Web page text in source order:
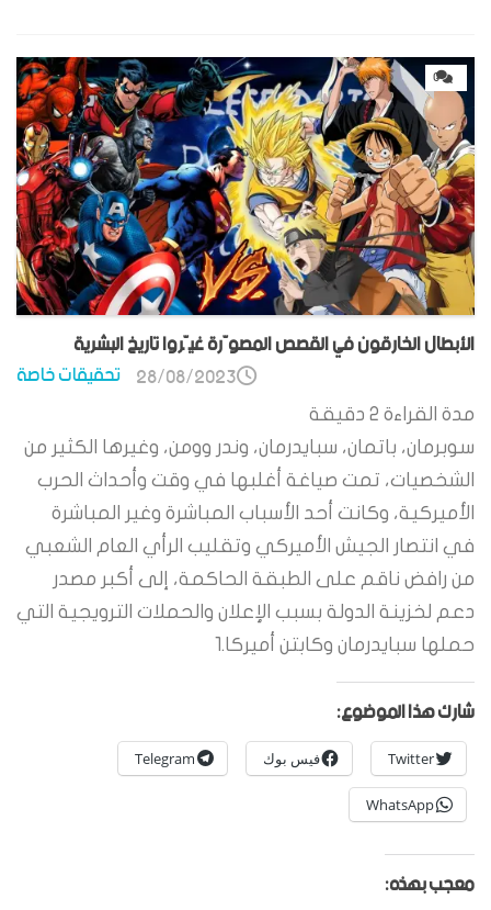
0
الأبطال الخارقون في القصص المصوّرة غيّروا تاريخ البشرية
تحقيقات خاصة 28/08/2023
مدة القراءة 2 دقيقة
سوبرمان، باتمان، سبايدرمان، وندر وومن، وغيرها الكثير من
الشخصيات، تمت صياغة أغلبها في وقت وأحداث الحرب
الأميركية، وكانت أحد الأسباب المباشرة وغير المباشرة
في انتصار الجيش الأميركي وتقليب الرأي العام الشعبي
من رافض ناقم على الطبقة الحاكمة، إلى أكبر مصدر
دعم لخزينة الدولة بسبب الإعلان والحملات الترويجية التي
حملها سبايدرمان وكابتن أميركا.1
شارك هذا الموضوع:
Twitter فيس بوك Telegram
WhatsApp
معجب بهذه: